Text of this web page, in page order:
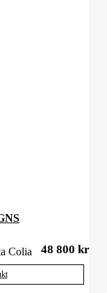
Colia 48 800 kr